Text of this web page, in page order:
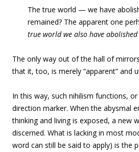
The true world — we have
remained? The apparent one
true world we also have
The only way out of the hall of
that it, too, is merely “apparent” and
In this way, such nihilism functions,
direction marker. When the abysmal
thinking and living is exposed, a new
discerned. What is lacking in most
word can still be said to apply) is the